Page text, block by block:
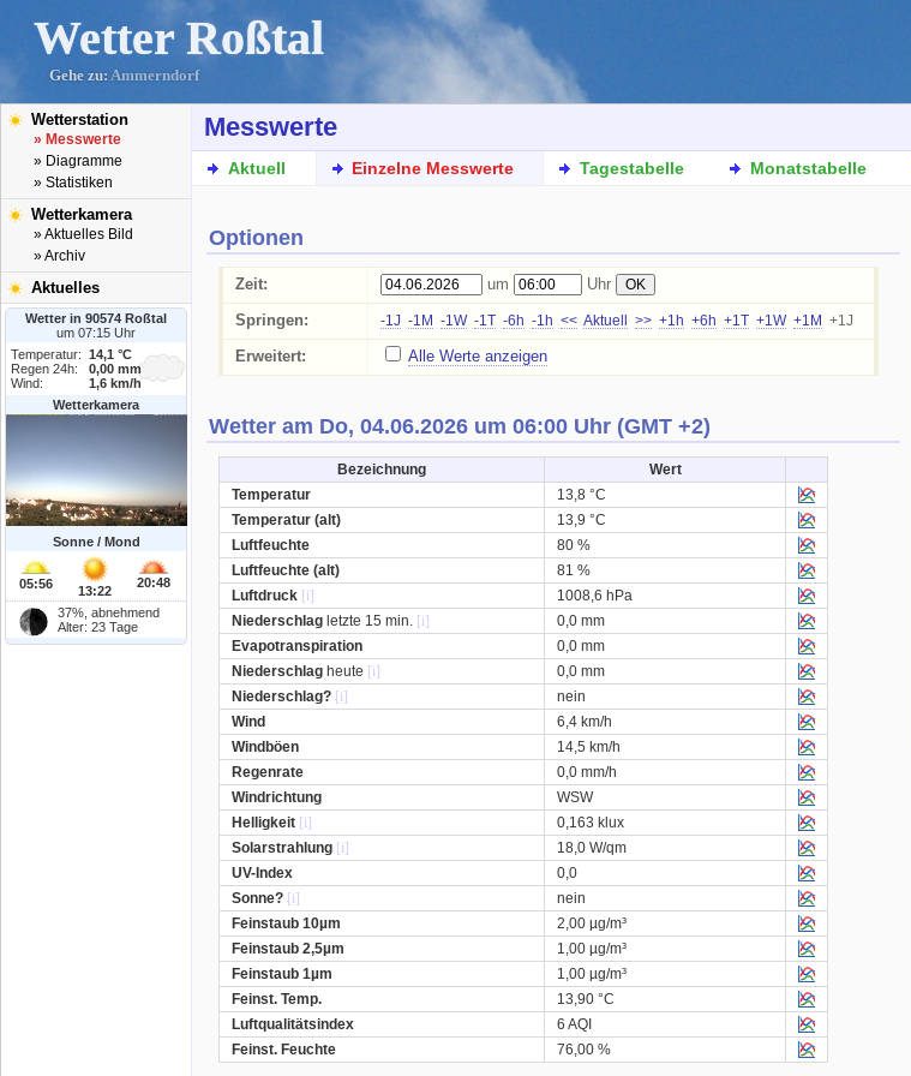
Wetter Roßtal
Gehe zu: Ammerndorf
Wetterstation
» Messwerte
» Diagramme
» Statistiken
Wetterkamera
» Aktuelles Bild
» Archiv
Aktuelles
Wetter in 90574 Roßtal
um 07:15 Uhr
Temperatur:
14,1 °C
Regen 24h:
0,00 mm
Wind:
1,6 km/h
Wetterkamera
Sonne / Mond
05:56 13:22
20:48
37%, abnehmend
Alter: 23 Tage
Messwerte
Aktuell Einzelne Messwerte Tagestabelle Monatstabelle
Optionen
Zeit: um
Uhr
Springen:
-1J -1M -1W -1T -6h -1h << Aktuell >> +1h +6h +1T +1W +1M +1J
Erweitert: Alle Werte anzeigen
Wetter am Do, 04.06.2026 um 06:00 Uhr (GMT +2)
Bezeichnung
Wert
Temperatur
13,8 °C
Temperatur (alt)
13,9 °C
Luftfeuchte
80 %
Luftfeuchte (alt)
81 %
Luftdruck [i]
1008,6 hPa
Niederschlag letzte 15 min. [i]
0,0 mm
Evapotranspiration
0,0 mm
Niederschlag heute [i]
0,0 mm
Niederschlag? [i]
nein
Wind
6,4 km/h
Windböen
14,5 km/h
Regenrate
0,0 mm/h
Windrichtung
WSW
Helligkeit [i]
0,163 klux
Solarstrahlung [i]
18,0 W/qm
UV-Index
0,0
Sonne? [i]
nein
Feinstaub 10µm
2,00 µg/m³
Feinstaub 2,5µm
1,00 µg/m³
Feinstaub 1µm
1,00 µg/m³
Feinst. Temp.
13,90 °C
Luftqualitätsindex
6 AQI
Feinst. Feuchte
76,00 %